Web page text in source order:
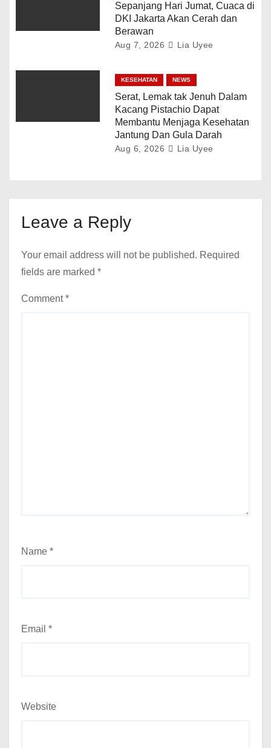
Sepanjang Hari Jumat, Cuaca di
DKI Jakarta Akan Cerah dan
Berawan
Aug 7, 2026 Lia Uyee
KESEHATAN NEWS
Serat, Lemak tak Jenuh Dalam
Kacang Pistachio Dapat
Membantu Menjaga Kesehatan
Jantung Dan Gula Darah
Aug 6, 2026 Lia Uyee
Leave a Reply
Your email address will not be published. Required
fields are marked *
Comment*
Name *
Email *
Website